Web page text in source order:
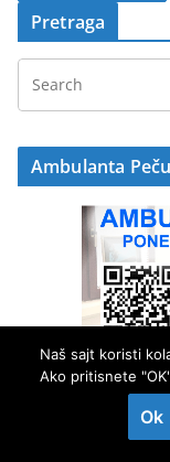
Pretraga
Ambulanta
Naš sajt koristi
Ako pritisnete
Ok